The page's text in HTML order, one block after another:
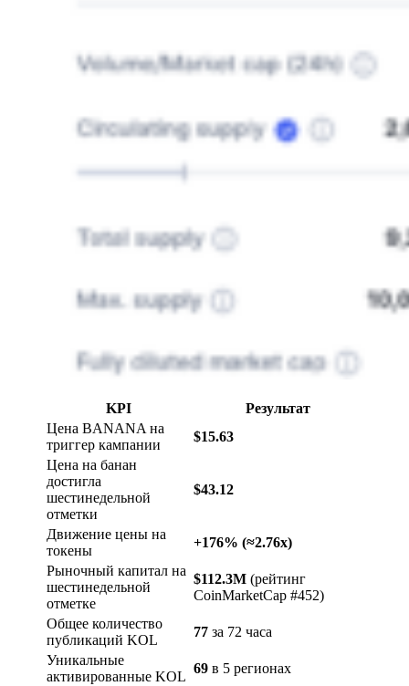
KPI
Результат
Цена BANANA на
триггер кампании
$15.63
Цена на банан
достигла
шестинедельной
отметки
$43.12
Движение цены на
токены
+176% (≈2.76x)
Рыночный капитал на
шестинедельной
отметке
$112.3M (рейтинг
CoinMarketCap #452)
Общее количество
публикаций KOL
77 за 72 часа
Уникальные
активированные KOL
69 в 5 регионах